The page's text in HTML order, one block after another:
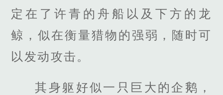
定在了许青的舟船以及下方的龙
鲸，似在衡量猎物的强弱，随时可
以发动攻击。
其身躯好似一只巨大的企鹅，